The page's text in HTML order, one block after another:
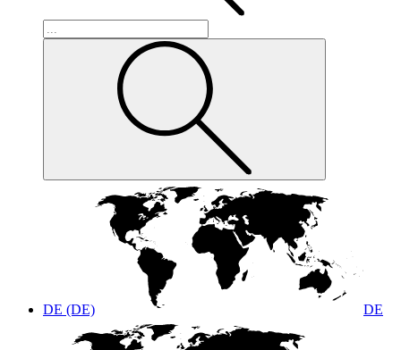
DE (DE) DE